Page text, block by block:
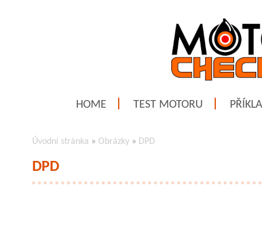
HOME TEST MOTORU
Úvodní stránka » Obrázky » DPD
DPD